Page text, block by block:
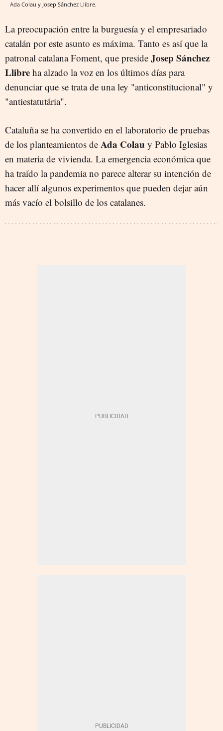
Ada Colau y Josep Sánchez Llibre.
La preocupación entre la burguesía y el empresariado
catalán por este asunto es máxima. Tanto es así que la
patronal catalana Foment, que preside Josep Sánchez
Llibre ha alzado la voz en los últimos días para
denunciar que se trata de una ley "anticonstitucional" y
"antiestatutária".
Cataluña se ha convertido en el laboratorio de pruebas
de los planteamientos de Ada Colau y Pablo Iglesias
en materia de vivienda. La emergencia económica que
ha traído la pandemia no parece alterar su intención de
hacer allí algunos experimentos que pueden dejar aún
más vacío el bolsillo de los catalanes.